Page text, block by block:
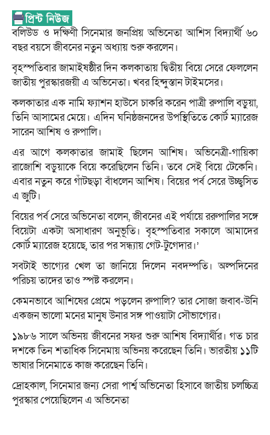
বলিউড ও দক্ষিণী সিনেমার জনপ্রিয় অভিনেতা আশিস বিদ্যার্থী ৬০
বছর বয়সে জীবনের নতুন অধ্যায় শুরু করলেন।
বৃহস্পতিবার জামাইষষ্ঠীর দিন কলকাতায় দ্বিতীয় বিয়ে সেরে ফেললেন
জাতীয় পুরস্কারজয়ী এ অভিনেতা। খবর হিন্দুস্তান টাইমসের।
কলকাতার এক নামি ফ্যাশন হাউসে চাকরি করেন পাত্রী রুপালি বড়ুয়া,
তিনি আসামের মেয়ে। এদিন ঘনিষ্ঠজনদের উপস্থিতিতে কোর্ট ম্যারেজ
সারেন আশিষ ও রুপালি।
এর আগে কলকাতার জামাই ছিলেন আশিষ। অভিনেত্রী-গায়িকা
রাজোশি বড়ুয়াকে বিয়ে করেছিলেন তিনি। তবে সেই বিয়ে টেকেনি।
এবার নতুন করে গাঁটছড়া বাঁধলেন আশিষ। বিয়ের পর্ব সেরে উচ্ছ্বসিত
এ জুটি।
বিয়ের পর্ব সেরে অভিনেতা বলেন, জীবনের এই পর্যায়ে ররুপালির সঙ্গে
বিয়েটা একটা অসাধারণ অনুভূতি। বৃহস্পতিবার সকালে আমাদের
কোর্ট ম্যারেজ হয়েছে, তার পর সন্ধ্যায় গেট-টুগেদার।’
সবটাই ভাগ্যের খেল তা জানিয়ে দিলেন নবদম্পতি। অল্পদিনের
পরিচয় তাদের তাও স্পষ্ট করলেন।
কেমনভাবে আশিষের প্রেমে পড়লেন রুপালি? তার সোজা জবাব-উনি
একজন ভালো মনের মানুষ উনার সঙ্গ পাওয়াটা সৌভাগ্যের।
১৯৮৬ সালে অভিনয় জীবনের সফর শুরু আশিষ বিদ্যার্থীর। গত চার
দশকে তিন শতাধিক সিনেমায় অভিনয় করেছেন তিনি। ভারতীয় ১১টি
ভাষার সিনেমাতে কাজ করেছেন তিনি।
দ্রোহকাল, সিনেমার জন্য সেরা পার্শ্ব অভিনেতা হিসাবে জাতীয় চলচ্চিত্র
পুরস্কার পেয়েছিলেন এ অভিনেতা